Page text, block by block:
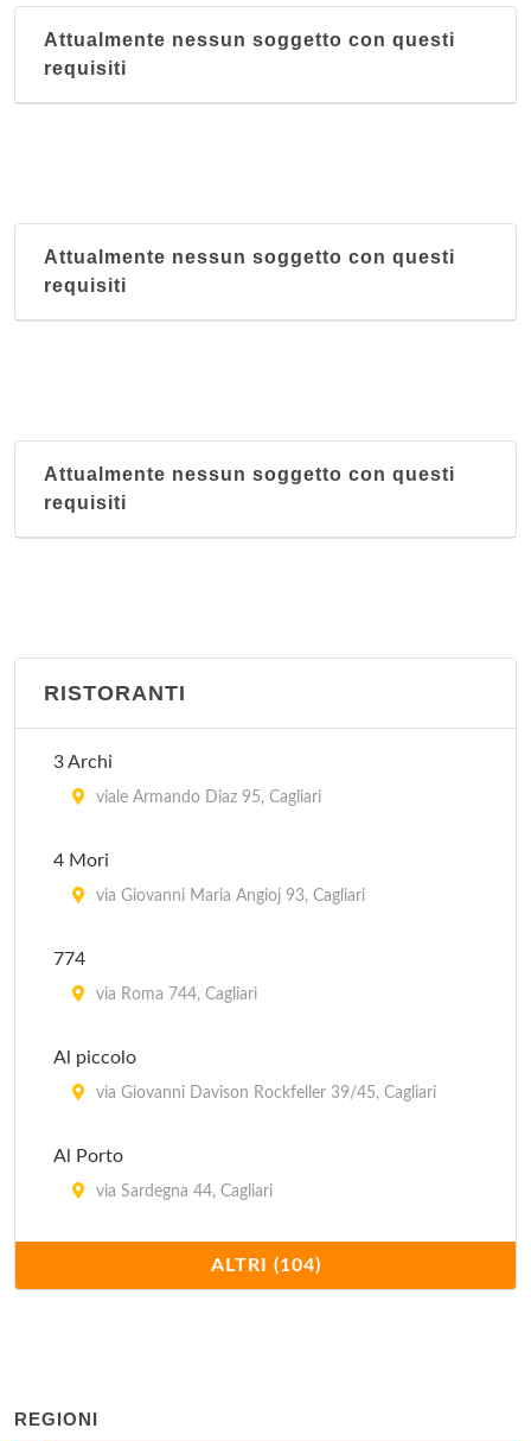
Attualmente nessun soggetto con questi
requisiti
Attualmente nessun soggetto con questi
requisiti
Attualmente nessun soggetto con questi
requisiti
RISTORANTI
3 Archi
viale Armando Diaz 95, Cagliari
4 Mori
via Giovanni Maria Angioj 93, Cagliari
774
via Roma 744, Cagliari
Al piccolo
via Giovanni Davison Rockfeller 39/45, Cagliari
Al Porto
via Sardegna 44, Cagliari
piazza Di San Giacomo 2, Cagliari
ALTRI (104)
REGIONI